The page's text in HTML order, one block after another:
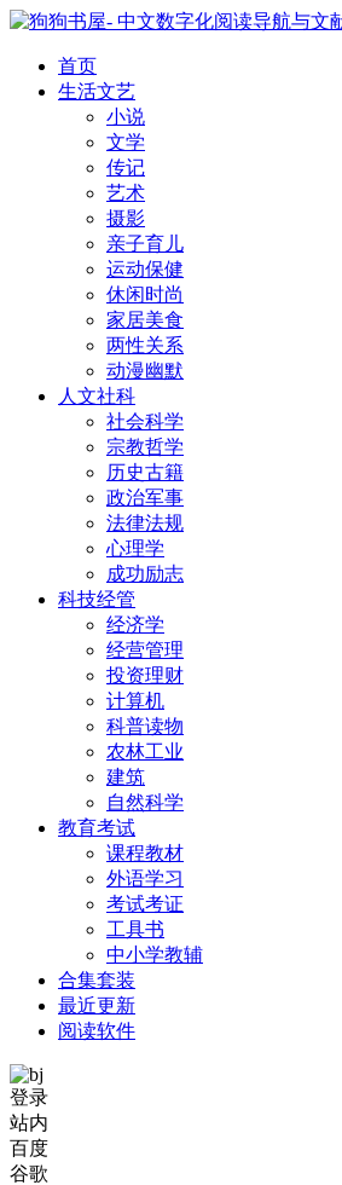
首页
生活文艺
小说
文学
传记
艺术
摄影
亲子育儿
运动保健
休闲时尚
家居美食
两性关系
动漫幽默
人文社科
社会科学
宗教哲学
历史古籍
政治军事
法律法规
心理学
成功励志
科技经管
经济学
经营管理
投资理财
计算机
科普读物
农林工业
建筑
自然科学
教育考试
课程教材
外语学习
考试考证
工具书
中小学教辅
合集套装
最近更新
阅读软件
登录
站内
百度
谷歌